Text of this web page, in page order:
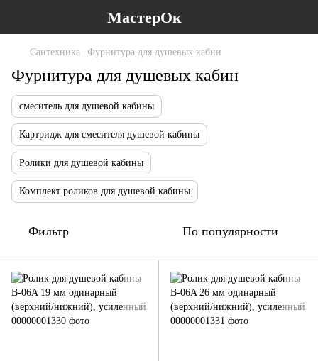
МастерОк
Сантехника Фурнитура для душевых кабин
Фурнитура для душевых кабин
смеситель для душевой кабины
Картридж для смесителя душевой кабины
Ролики для душевой кабины
Комплект роликов для душевой кабины
Фильтр По популярности